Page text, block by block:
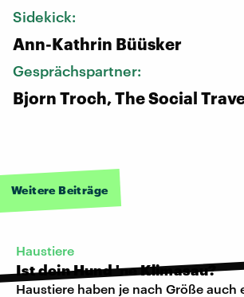
Sidekick:
Ann-Kathrin Büüsker
Gesprächspartner:
Bjorn Troch, The Social
Weitere Beiträge
Haustiere
Ist dein Hund 'ne Klimasau?
Haustiere haben je nach Größe auch